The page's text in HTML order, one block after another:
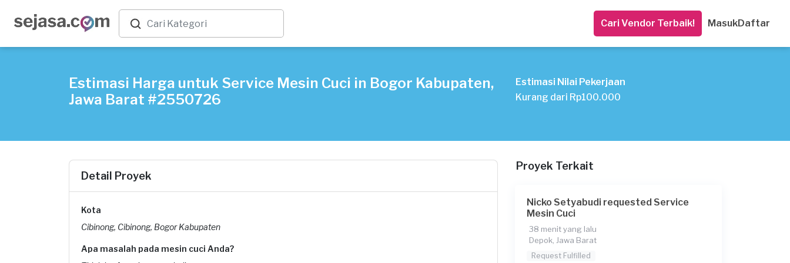
Cari Vendor Terbaik! MasukDaftar
Estimasi Harga untuk Service Mesin Cuci in Bogor Kabupaten,
Jawa Barat #2550726
Estimasi Nilai Pekerjaan
Kurang dari Rp100.000
Detail Proyek
Kota
Cibinong, Cibinong, Bogor Kabupaten
Apa masalah pada mesin cuci Anda?
Proyek Terkait
Nicko Setyabudi requested Service
Mesin Cuci
38 menit yang lalu
Depok, Jawa Barat
Request Fulfilled